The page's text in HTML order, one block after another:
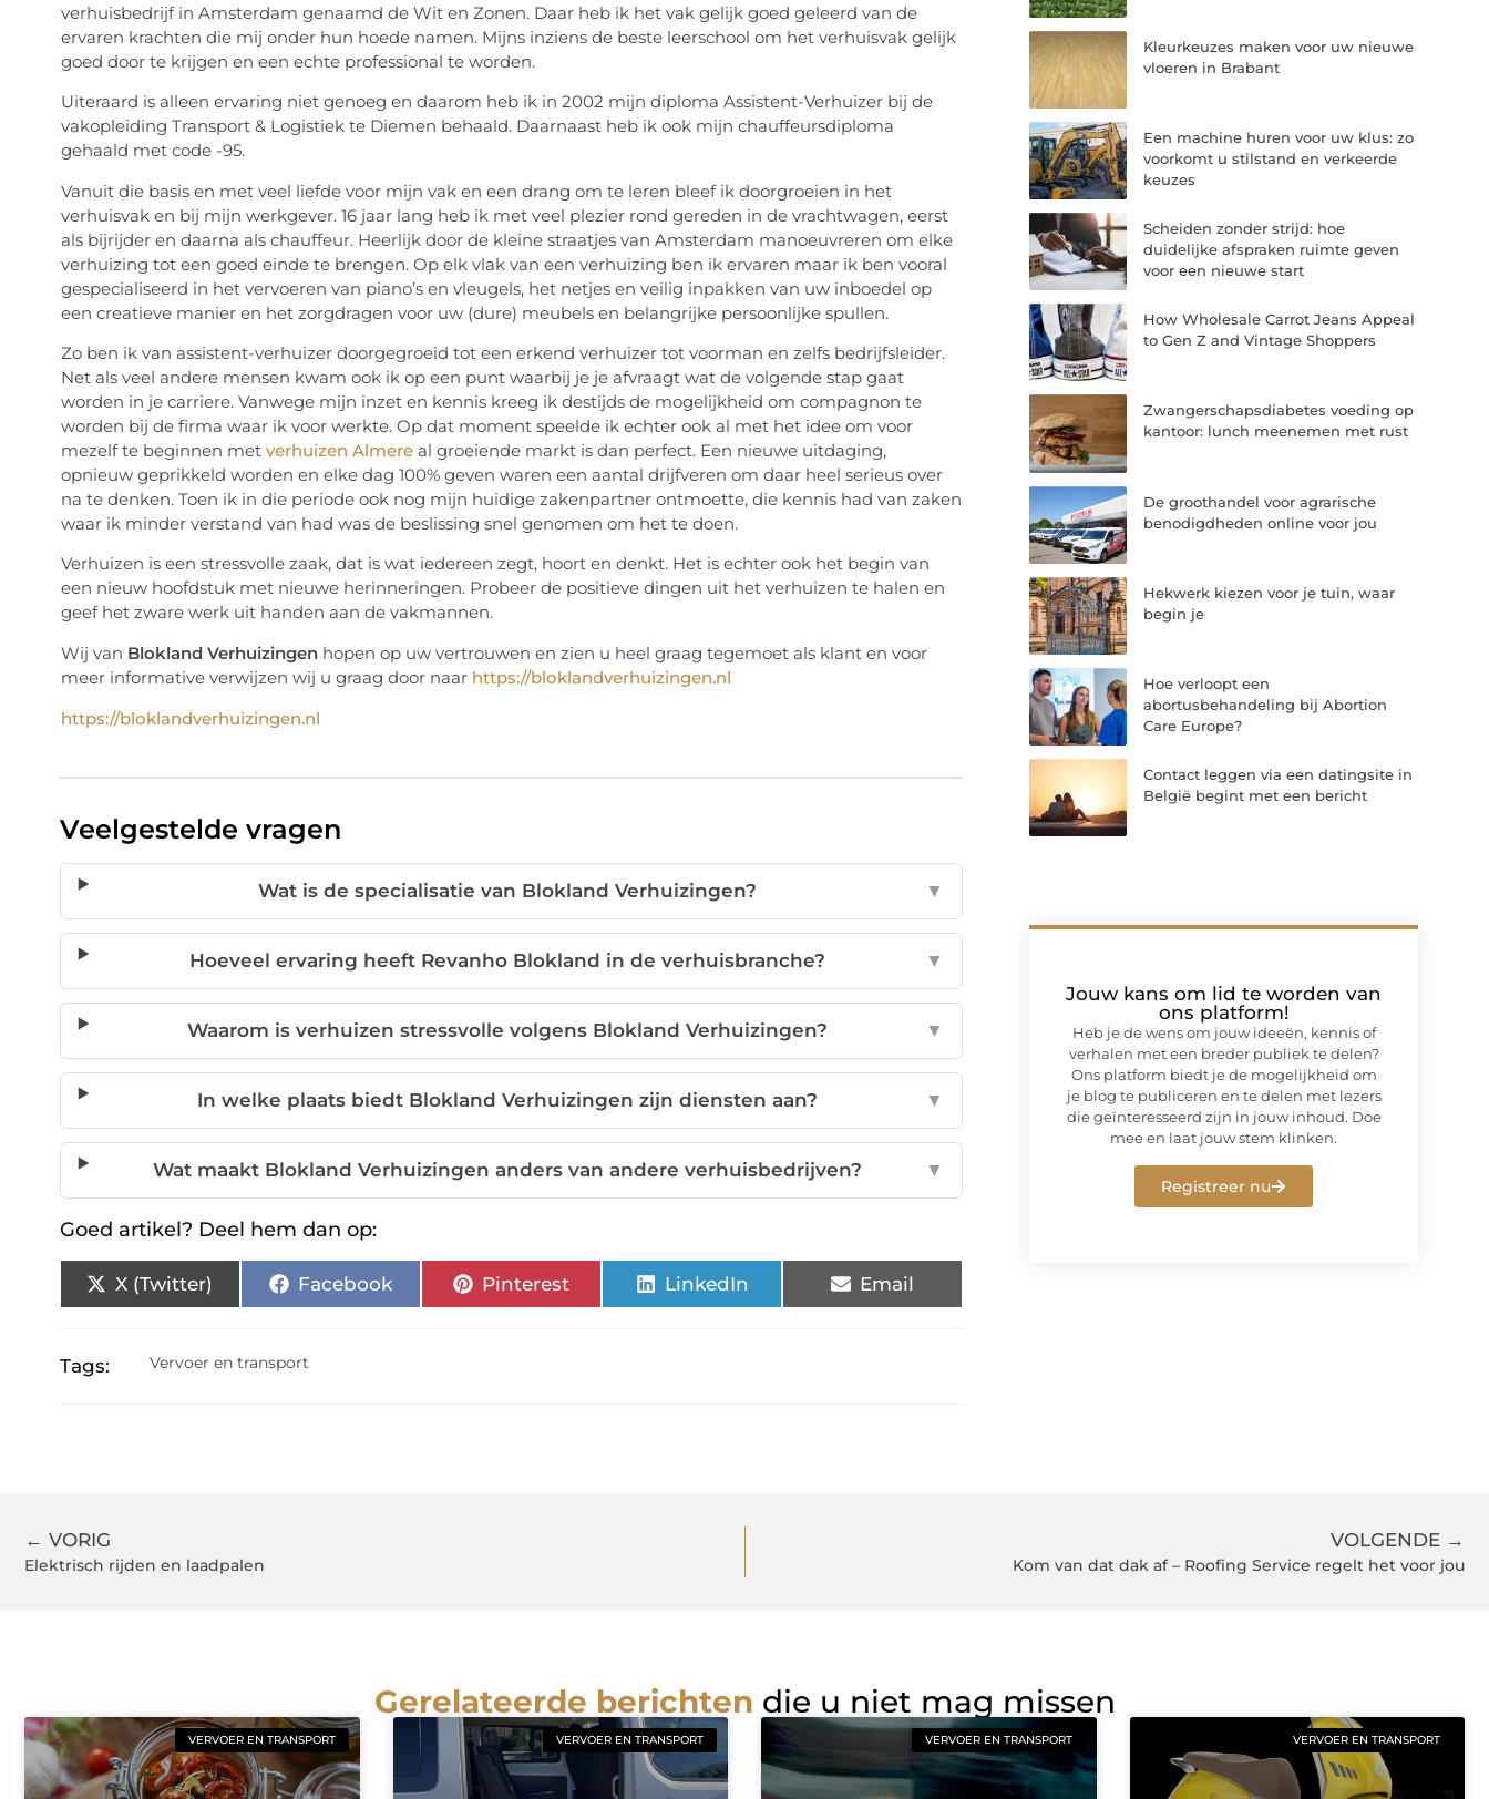
verhuisbedrijf in Amsterdam genaamd de Wit en Zonen. Daar heb ik het vak gelijk goed geleerd van de
ervaren krachten die mij onder hun hoede namen. Mijns inziens de beste leerschool om het verhuisvak gelijk
goed door te krijgen en een echte professional te worden.
Uiteraard is alleen ervaring niet genoeg en daarom heb ik in 2002 mijn diploma Assistent-Verhuizer bij de
vakopleiding Transport & Logistiek te Diemen behaald. Daarnaast heb ik ook mijn chauffeursdiploma
gehaald met code -95.
Vanuit die basis en met veel liefde voor mijn vak en een drang om te leren bleef ik doorgroeien in het
verhuisvak en bij mijn werkgever. 16 jaar lang heb ik met veel plezier rond gereden in de vrachtwagen, eerst
als bijrijder en daarna als chauffeur. Heerlijk door de kleine straatjes van Amsterdam manoeuvreren om elke
verhuizing tot een goed einde te brengen. Op elk vlak van een verhuizing ben ik ervaren maar ik ben vooral
gespecialiseerd in het vervoeren van piano’s en vleugels, het netjes en veilig inpakken van uw inboedel op
een creatieve manier en het zorgdragen voor uw (dure) meubels en belangrijke persoonlijke spullen.
Zo ben ik van assistent-verhuizer doorgegroeid tot een erkend verhuizer tot voorman en zelfs bedrijfsleider.
Net als veel andere mensen kwam ook ik op een punt waarbij je je afvraagt wat de volgende stap gaat
worden in je carriere. Vanwege mijn inzet en kennis kreeg ik destijds de mogelijkheid om compagnon te
worden bij de firma waar ik voor werkte. Op dat moment speelde ik echter ook al met het idee om voor
mezelf te beginnen met verhuizen Almereal groeiende markt is dan perfect. Een nieuwe uitdaging,
opnieuw geprikkeld worden en elke dag 100% geven waren een aantal drijfveren om daar heel serieus over
na te denken. Toen ik in die periode ook nog mijn huidige zakenpartner ontmoette, die kennis had van zaken
waar ik minder verstand van had was de beslissing snel genomen om het te doen.
Verhuizen is een stressvolle zaak, dat is wat iedereen zegt, hoort en denkt. Het is echter ook het begin van
een nieuw hoofdstuk met nieuwe herinneringen. Probeer de positieve dingen uit het verhuizen te halen en
geef het zware werk uit handen aan de vakmannen.
Wij van Blokland Verhuizingenhopen op uw vertrouwen en zien u heel graag tegemoet als klant en voor
meer informative verwijzen wij u graag door naar https://bloklandverhuizingen.nl
https://bloklandverhuizingen.nl
Veelgestelde vragen
Wat is de specialisatie van Blokland Verhuizingen? ▼
Hoeveel ervaring heeft Revanho Blokland in de verhuisbranche? ▼
Waarom is verhuizen stressvolle volgens Blokland Verhuizingen? ▼
In welke plaats biedt Blokland Verhuizingen zijn diensten aan? ▼
Wat maakt Blokland Verhuizingen anders van andere verhuisbedrijven? ▼
Goed artikel? Deel hem dan op:
X (Twitter) Facebook Pinterest LinkedIn Email
Tags: Vervoer en transport
Kleurkeuzes maken voor uw nieuwe
vloeren in Brabant
Een machine huren voor uw klus: zo
voorkomt u stilstand en verkeerde
keuzes
Scheiden zonder strijd: hoe
duidelijke afspraken ruimte geven
voor een nieuwe start
How Wholesale Carrot Jeans Appeal
to Gen Z and Vintage Shoppers
Zwangerschapsdiabetes voeding op
kantoor: lunch meenemen met rust
De groothandel voor agrarische
benodigdheden online voor jou
Hekwerk kiezen voor je tuin, waar
begin je
Hoe verloopt een
abortusbehandeling bij Abortion
Care Europe?
Contact leggen via een datingsite in
België begint met een bericht
Jouw kans om lid te worden van
ons platform!
Heb je de wens om jouw ideeën, kennis of
verhalen met een breder publiek te delen?
Ons platform biedt je de mogelijkheid om
je blog te publiceren en te delen met lezers
die geïnteresseerd zijn in jouw inhoud. Doe
mee en laat jouw stem klinken.
Registreer nu
← VORIG
Elektrisch rijden en laadpalen
VOLGENDE →
Kom van dat dak af – Roofing Service regelt het voor jou
Gerelateerde berichten die u niet mag missen
VERVOER EN TRANSPORT VERVOER EN TRANSPORT VERVOER EN TRANSPORT VERVOER EN TRANSPORT